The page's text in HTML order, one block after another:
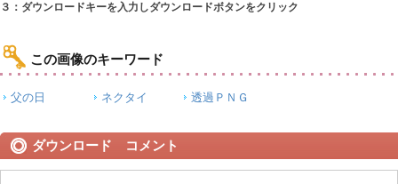
３：ダウンロードキーを入力しダウンロードボタンをクリック
この画像のキーワード
父の日 ネクタイ 透過ＰＮＧ
ダウンロード コメント